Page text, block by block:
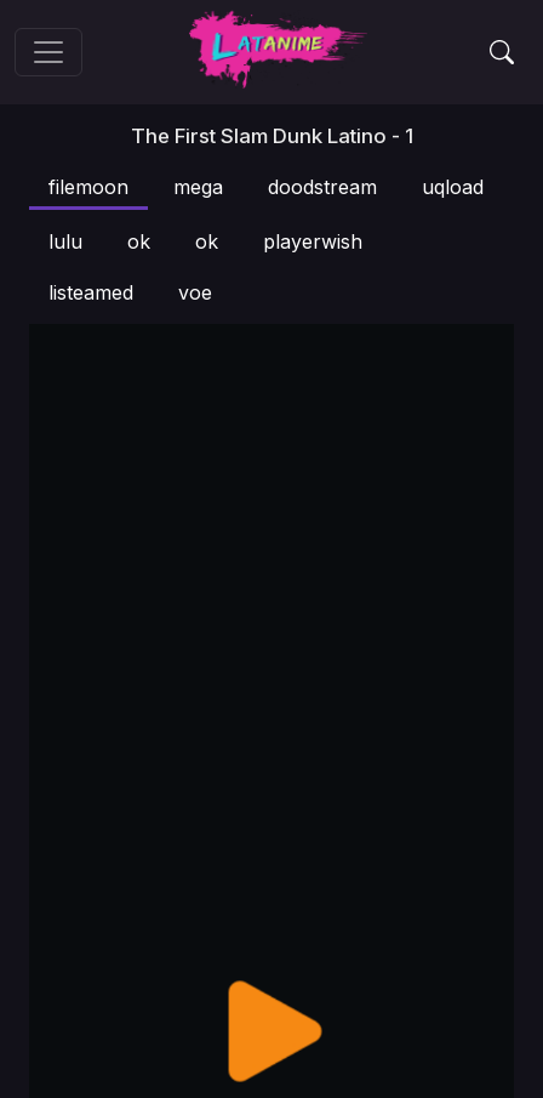
The First Slam Dunk Latino - 1
filemoon mega doodstream uqload
lulu ok ok playerwish
listeamed voe